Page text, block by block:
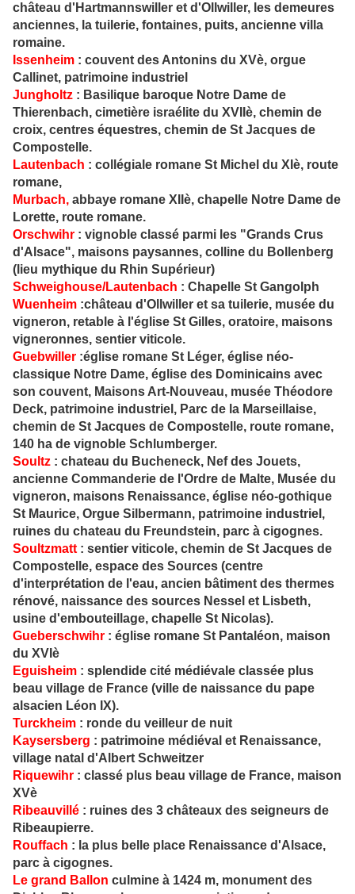
château d'Hartmannswiller et d'Ollwiller, les demeures
anciennes, la tuilerie, fontaines, puits, ancienne villa
romaine.
Issenheim : couvent des Antonins du XVè, orgue
Callinet, patrimoine industriel
Jungholtz : Basilique baroque Notre Dame de
Thierenbach, cimetière israélite du XVIIè, chemin de
croix, centres équestres, chemin de St Jacques de
Compostelle.
Lautenbach : collégiale romane St Michel du XIè, route
romane,
Murbach, abbaye romane XIIè, chapelle Notre Dame de
Lorette, route romane.
Orschwihr : vignoble classé parmi les "Grands Crus
d'Alsace", maisons paysannes, colline du Bollenberg
(lieu mythique du Rhin Supérieur)
Schweighouse/Lautenbach : Chapelle St Gangolph
Wuenheim :château d'Ollwiller et sa tuilerie, musée du
vigneron, retable à l'église St Gilles, oratoire, maisons
vigneronnes, sentier viticole.
Guebwiller :église romane St Léger, église néo-
classique Notre Dame, église des Dominicains avec
son couvent, Maisons Art-Nouveau, musée Théodore
Deck, patrimoine industriel, Parc de la Marseillaise,
chemin de St Jacques de Compostelle, route romane,
140 ha de vignoble Schlumberger.
Soultz : chateau du Bucheneck, Nef des Jouets,
ancienne Commanderie de l'Ordre de Malte, Musée du
vigneron, maisons Renaissance, église néo-gothique
St Maurice, Orgue Silbermann, patrimoine industriel,
ruines du chateau du Freundstein, parc à cigognes.
Soultzmatt : sentier viticole, chemin de St Jacques de
Compostelle, espace des Sources (centre
d'interprétation de l'eau, ancien bâtiment des thermes
rénové, naissance des sources Nessel et Lisbeth,
usine d'embouteillage, chapelle St Nicolas).
Gueberschwihr : église romane St Pantaléon, maison
du XVIè
Eguisheim : splendide cité médiévale classée plus
beau village de France (ville de naissance du pape
alsacien Léon IX).
Turckheim : ronde du veilleur de nuit
Kaysersberg : patrimoine médiéval et Renaissance,
village natal d'Albert Schweitzer
Riquewihr : classé plus beau village de France, maison
XVè
Ribeauvil lé : ruines des 3 châteaux des seigneurs de
Ribeaupierre.
Rouffach : la plus belle place Renaissance d'Alsace,
parc à cigognes.
Le grand Bal lon culmine à 1424 m, monument des